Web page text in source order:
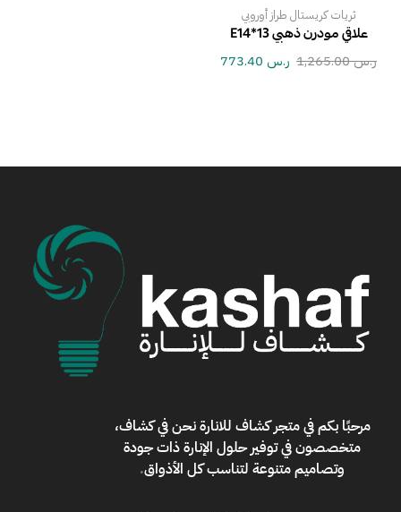
ثريات كريستال طراز أوروبي
علاقي مودرن ذهبي E14*13
ر.س1,265.00 ر.س
مرحبًا بكم فيمتجر كشاف للانارةنحن في كشاف،
متخصصون في توفير حلول الإنارة ذات جودة
وتصاميم متنوعة لتناسب كل الأذواق.